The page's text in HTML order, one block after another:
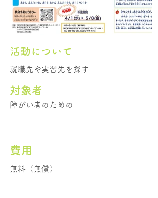
活動について
就職先や実習先を探す
​対象者
障がい者のための
費用
無料（無償）